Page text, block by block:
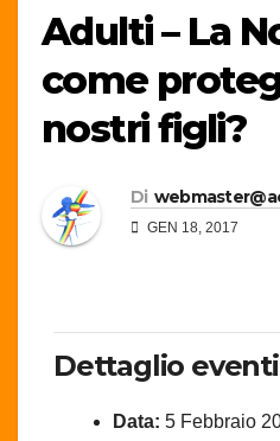
Adulti – La
come
nostri figli?
Di
GEN 18, 2017
Dettaglio eventi
Data: 5 Febbraio